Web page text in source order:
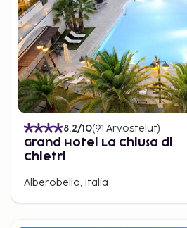
8.2/10(91 Arvostelut)
Grand Hotel La Chiusa di
Chietri
Alberobello, Italia